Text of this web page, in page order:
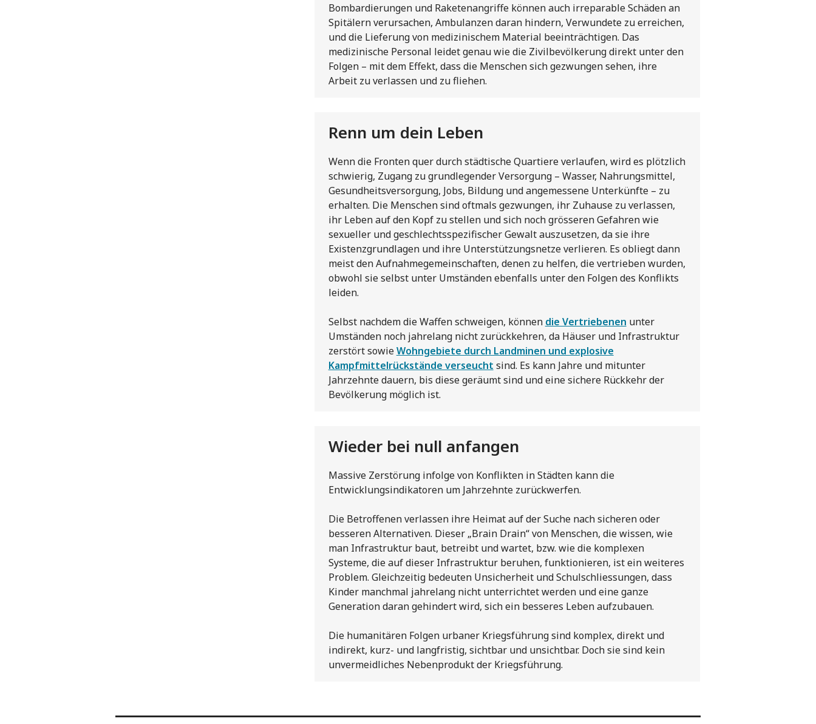
Bombardierungen und Raketenangriffe können auch irreparable Schäden an
Spitälern verursachen, Ambulanzen daran hindern, Verwundete zu erreichen,
und die Lieferung von medizinischem Material beeinträchtigen. Das
medizinische Personal leidet genau wie die Zivilbevölkerung direkt unter den
Folgen – mit dem Effekt, dass die Menschen sich gezwungen sehen, ihre
Arbeit zu verlassen und zu fliehen.
Renn um dein Leben
Wenn die Fronten quer durch städtische Quartiere verlaufen, wird es plötzlich
schwierig, Zugang zu grundlegender Versorgung – Wasser, Nahrungsmittel,
Gesundheitsversorgung, Jobs, Bildung und angemessene Unterkünfte – zu
erhalten. Die Menschen sind oftmals gezwungen, ihr Zuhause zu verlassen,
ihr Leben auf den Kopf zu stellen und sich noch grösseren Gefahren wie
sexueller und geschlechtsspezifischer Gewalt auszusetzen, da sie ihre
Existenzgrundlagen und ihre Unterstützungsnetze verlieren. Es obliegt dann
meist den Aufnahmegemeinschaften, denen zu helfen, die vertrieben wurden,
obwohl sie selbst unter Umständen ebenfalls unter den Folgen des Konflikts
leiden.
Selbst nachdem die Waffen schweigen, können die Vertriebenen unter
Umständen noch jahrelang nicht zurückkehren, da Häuser und Infrastruktur
zerstört sowieWohngebiete durch Landminen und explosive
Kampfmittelrückstände verseucht sind. Es kann Jahre und mitunter
Jahrzehnte dauern, bis diese geräumt sind und eine sichere Rückkehr der
Bevölkerung möglich ist.
Wieder bei null anfangen
Massive Zerstörung infolge von Konflikten in Städten kann die
Entwicklungsindikatoren um Jahrzehnte zurückwerfen.
Die Betroffenen verlassen ihre Heimat auf der Suche nach sicheren oder
besseren Alternativen. Dieser „Brain Drain“ von Menschen, die wissen, wie
man Infrastruktur baut, betreibt und wartet, bzw. wie die komplexen
Systeme, die auf dieser Infrastruktur beruhen, funktionieren, ist ein weiteres
Problem. Gleichzeitig bedeuten Unsicherheit und Schulschliessungen, dass
Kinder manchmal jahrelang nicht unterrichtet werden und eine ganze
Generation daran gehindert wird, sich ein besseres Leben aufzubauen.
Die humanitären Folgen urbaner Kriegsführung sind komplex, direkt und
indirekt, kurz- und langfristig, sichtbar und unsichtbar. Doch sie sind kein
unvermeidliches Nebenprodukt der Kriegsführung.